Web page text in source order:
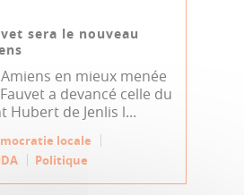
sera le nouveau
en mieux menée
a devancé celle du
Hubert de Jenlis l...
locale
Politique